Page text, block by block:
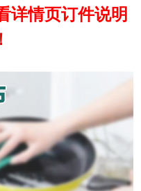
详情页订件说明